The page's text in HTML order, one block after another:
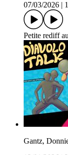
07/03/2026
Petite rediff
Gantz,